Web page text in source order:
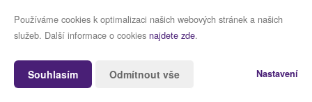
Vytvořeno v systému
2026 © Tomawell s.r.o.
Používáme cookies k optimalizaci našich webových stránek a našich
služeb. Další informace o cookies najdete zde.
Souhlasím Odmítnout vše Nastavení